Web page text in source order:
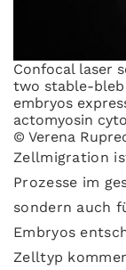
Confocal laser
two stable-
embryos
actomyosin
© Verena
Zellmigration
Prozesse im
sondern auch
Embryos
Zelltyp